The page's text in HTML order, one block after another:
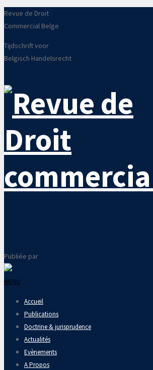
Revue de Droit
Commercial Belge
Tijdschrift voor
Belgisch Handelsrecht
Publiée par
MENU
Accueil
Publications
Doctrine & jurisprudence
Actualités
Evènements
A Propos